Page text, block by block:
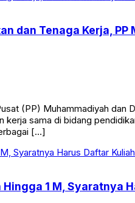
dan Tenaga Kerja,
(PP) Muhammadiyah
sama di bidang
[…]
1 M, Syaratnya